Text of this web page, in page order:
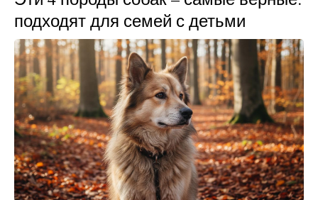
подходят для семей с детьми